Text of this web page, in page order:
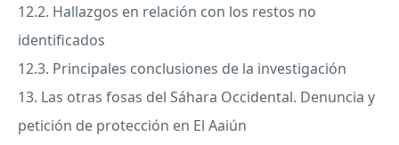
12.2. Hallazgos en relación con los restos no
identificados
12.3. Principales conclusiones de la investigación
13. Las otras fosas del Sáhara Occidental. Denuncia y
petición de protección en El Aaiún